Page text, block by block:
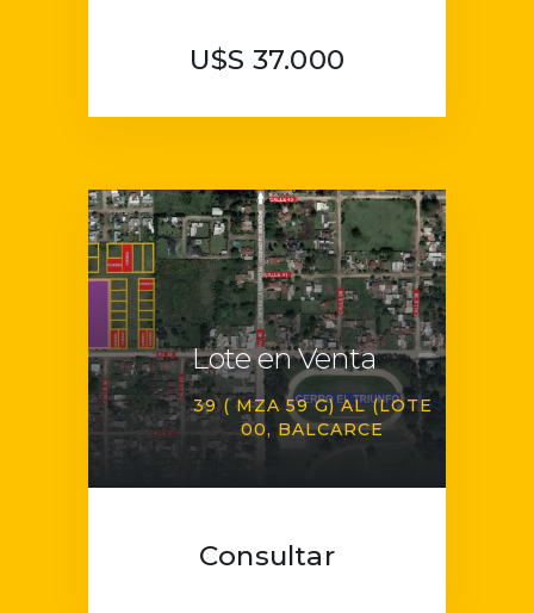
U$S 37.000
Lote en Venta
39 ( MZA 59 G) AL (LOTE
00 BALCARCE
Consultar